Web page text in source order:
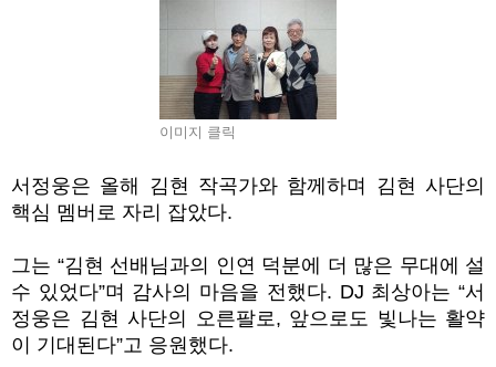
이미지 클릭
서정웅은 올해 김현 작곡가와 함께하며 김현 사단의
핵심 멤버로 자리 잡았다.
그는 “김현 선배님과의 인연 덕분에 더 많은 무대에 설
수 있었다”며 감사의 마음을 전했다. DJ 최상아는 “서
정웅은 김현 사단의 오른팔로, 앞으로도 빛나는 활약
이 기대된다”고 응원했다.